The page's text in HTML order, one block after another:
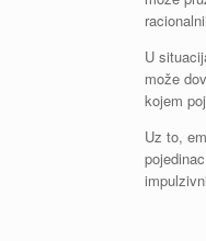
U
može
kojem
Uz to,